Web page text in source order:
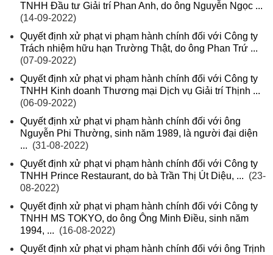
TNHH Đầu tư Giải trí Phan Anh, do ông Nguyễn Ngọc ...
(14-09-2022)
Quyết định xử phạt vi phạm hành chính đối với Công ty
Trách nhiệm hữu hạn Trường Thật, do ông Phan Trứ ...
(07-09-2022)
Quyết định xử phạt vi phạm hành chính đối với Công ty
TNHH Kinh doanh Thương mại Dịch vụ Giải trí Thịnh ...
(06-09-2022)
Quyết định xử phạt vi phạm hành chính đối với ông
Nguyễn Phi Thường, sinh năm 1989, là người đại diện
... (31-08-2022)
Quyết định xử phạt vi phạm hành chính đối với Công ty
TNHH Prince Restaurant, do bà Trần Thị Út Diệu, ... (23-
08-2022)
Quyết định xử phạt vi phạm hành chính đối với Công ty
TNHH MS TOKYO, do ông Ông Minh Điều, sinh năm
1994, ... (16-08-2022)
Quyết định xử phạt vi phạm hành chính đối với ông Trịnh